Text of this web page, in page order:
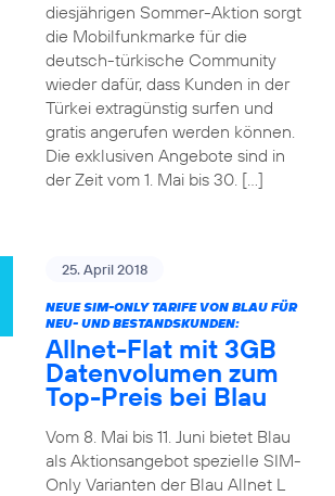
diesjährigen Sommer-Aktion sorgt
die Mobilfunkmarke für die
deutsch-türkische Community
wieder dafür, dass Kunden in der
Türkei extragünstig surfen und
gratis angerufen werden können.
Die exklusiven Angebote sind in
der Zeit vom 1. Mai bis 30. […]
25. April 2018
NEUE SIM-ONLY TARIFE VON BLAU FÜR
NEU- UND BESTANDSKUNDEN:
Allnet-Flat mit 3GB
Datenvolumen zum
Top-Preis bei Blau
Vom 8. Mai bis 11. Juni bietet Blau
als Aktionsangebot spezielle SIM-
Only Varianten der Blau Allnet L